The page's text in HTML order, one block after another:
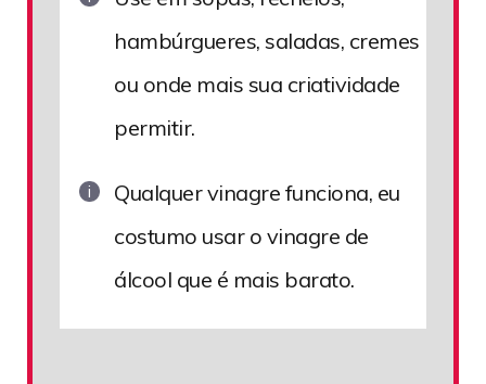
hambúrgueres, saladas, cremes
ou onde mais sua criatividade
permitir.
Qualquer vinagre funciona, eu
costumo usar o vinagre de
álcool que é mais barato.